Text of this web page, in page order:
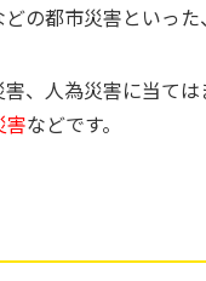
の都市災害といった
、人為災害に当て
害などです。